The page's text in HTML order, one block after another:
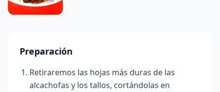
Preparación
Retiraremos las hojas más duras de las
alcachofas y los tallos, cortándolas en